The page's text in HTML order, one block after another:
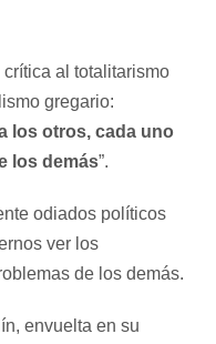
al totalitarismo
gregario:
los otros, cada uno
los demás”.
odiados políticos
ver los
de los demás.
envuelta en su